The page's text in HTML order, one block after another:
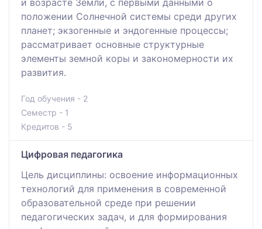
положении Солнечной системы среди других
планет; экзогенные и эндогенные процессы;
рассматривает основные структурные
элементы земной коры и закономерности их
развития.
Год обучения - 2
Семестр - 1
Кредитов - 5
Цифровая педагогика
Цель дисциплины: освоение информационных
технологий для применения в современной
образовательной среде при решении
педагогических задач, и для формирования